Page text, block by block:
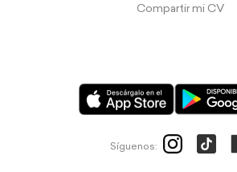
Compartir mi CV
Síguenos: